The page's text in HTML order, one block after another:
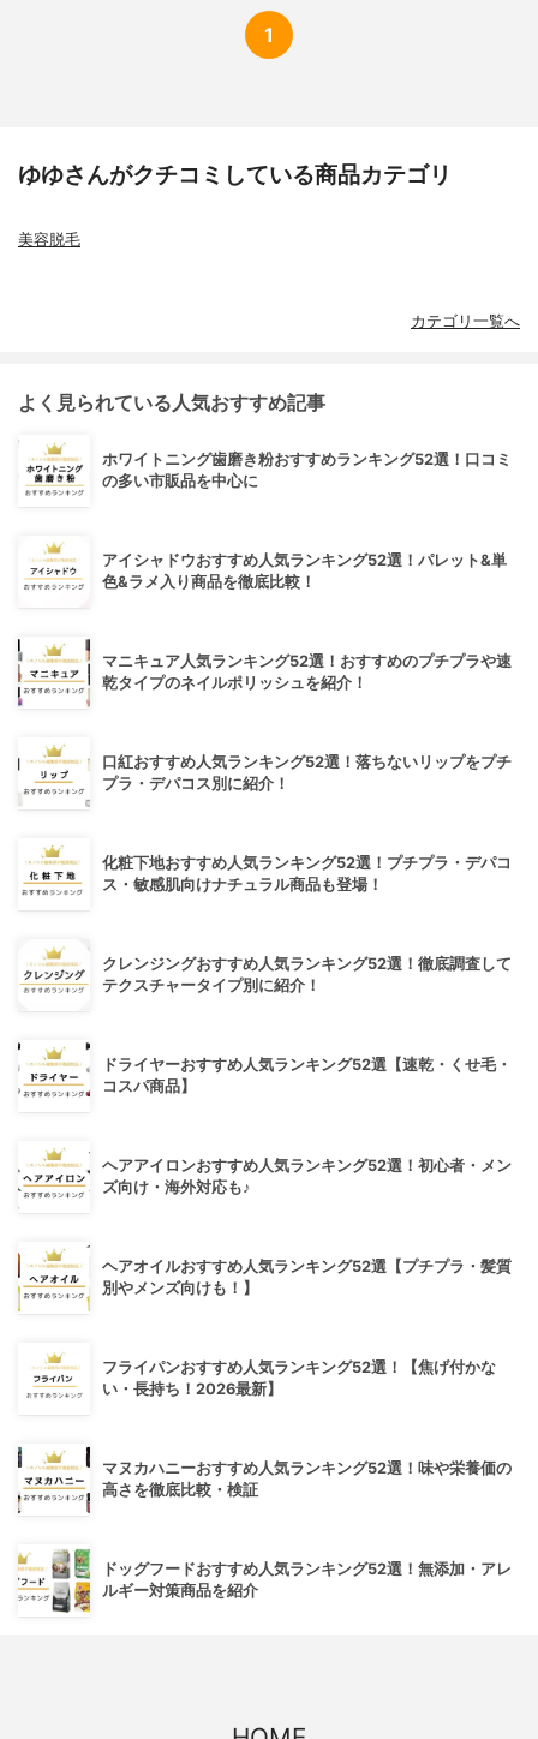
1
ゆゆさんがクチコミしている商品カテゴリ
美容脱毛
カテゴリ一覧へ
よく見られている人気おすすめ記事
ホワイトニング歯磨き粉おすすめランキング52選！口コミ
の多い市販品を中心に
アイシャドウおすすめ人気ランキング52選！パレット&単
色&ラメ入り商品を徹底比較！
マニキュア人気ランキング52選！おすすめのプチプラや速
乾タイプのネイルポリッシュを紹介！
口紅おすすめ人気ランキング52選！落ちないリップをプチ
プラ・デパコス別に紹介！
化粧下地おすすめ人気ランキング52選！プチプラ・デパコ
ス・敏感肌向けナチュラル商品も登場！
クレンジングおすすめ人気ランキング52選！徹底調査して
テクスチャータイプ別に紹介！
ドライヤーおすすめ人気ランキング52選【速乾・くせ毛・
コスパ商品】
ヘアアイロンおすすめ人気ランキング52選！初心者・メン
ズ向け・海外対応も♪
ヘアオイルおすすめ人気ランキング52選【プチプラ・髪質
別やメンズ向けも！】
フライパンおすすめ人気ランキング52選！【焦げ付かな
い・長持ち！2026最新】
マヌカハニーおすすめ人気ランキング52選！味や栄養価の
高さを徹底比較・検証
ドッグフードおすすめ人気ランキング52選！無添加・アレ
ルギー対策商品を紹介